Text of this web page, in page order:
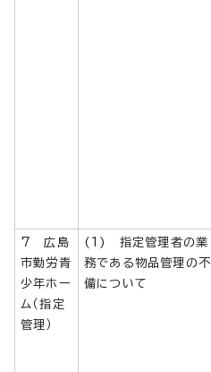
7 広島
市勤労青
少年ホー
ム（指定
管理）
(1) 指定管理者の業
務である物品管理の不
備について